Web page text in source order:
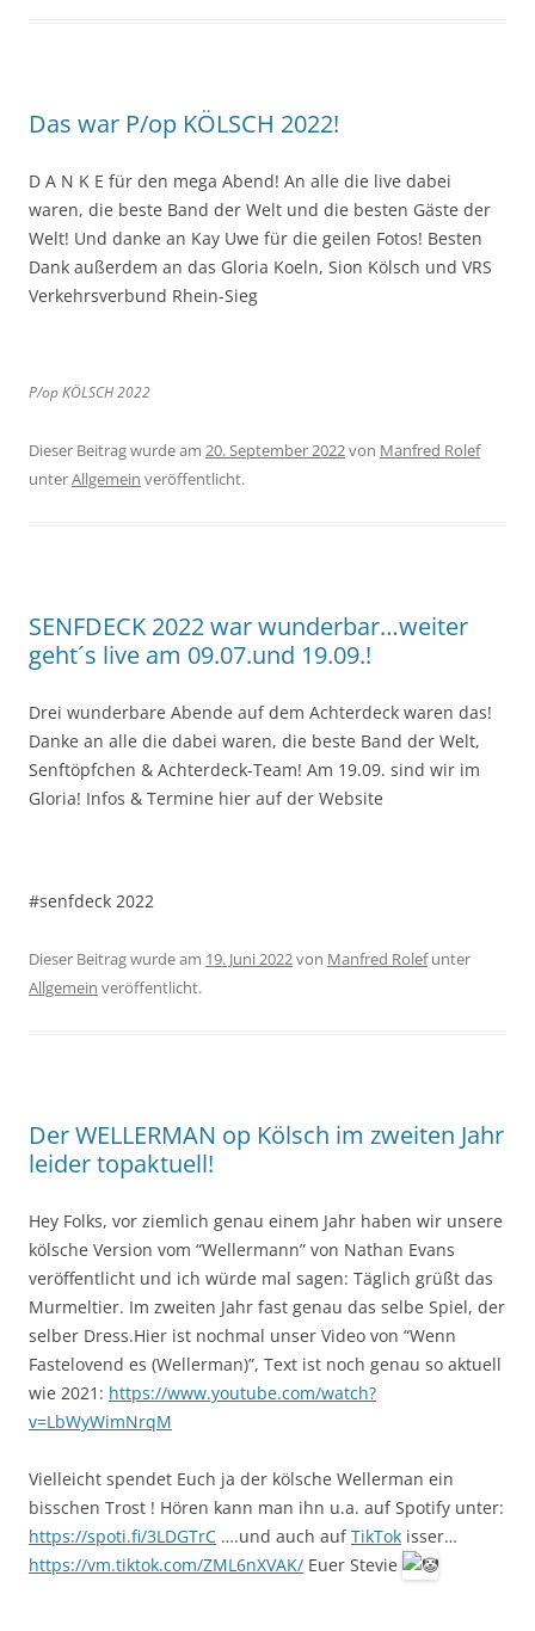
Das war P/op KÖLSCH 2022!
D A N K E für den mega Abend! An alle die live dabei
waren, die beste Band der Welt und die besten Gäste der
Welt! Und danke an Kay Uwe für die geilen Fotos! Besten
Dank außerdem an das Gloria Koeln, Sion Kölsch und VRS
Verkehrsverbund Rhein-Sieg
P/op KÖLSCH 2022
Dieser Beitrag wurde am 20. September 2022von Manfred Rolef
unterAllgemein veröffentlicht.
SENFDECK 2022 war wunderbar…weiter
geht´s live am 09.07.und 19.09.!
Drei wunderbare Abende auf dem Achterdeck waren das!
Danke an alle die dabei waren, die beste Band der Welt,
Senftöpfchen & Achterdeck-Team! Am 19.09. sind wir im
Gloria! Infos & Termine hier auf der Website
#senfdeck 2022
Dieser Beitrag wurde am 19. Juni 2022von Manfred Rolefunter
Allgemein veröffentlicht.
Der WELLERMAN op Kölsch im zweiten Jahr
leider topaktuell!
Hey Folks, vor ziemlich genau einem Jahr haben wir unsere
kölsche Version vom “Wellermann” von Nathan Evans
veröffentlicht und ich würde mal sagen: Täglich grüßt das
Murmeltier. Im zweiten Jahr fast genau das selbe Spiel, der
selber Dress.Hier ist nochmal unser Video von “Wenn
Fastelovend es (Wellerman)”, Text ist noch genau so aktuell
wie 2021: https://www.youtube.com/watch?
v=LbWyWimNrqM
Vielleicht spendet Euch ja der kölsche Wellerman ein
bisschen Trost ! Hören kann man ihn u.a. auf Spotify unter:
https://spoti.fi/3LDGTrC ….und auch aufTikTok isser…
https://vm.tiktok.com/ZML6nXVAK/ Euer Stevie